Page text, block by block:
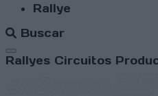
Rallye
Buscar
Abrir menú
Rallyes Circuitos